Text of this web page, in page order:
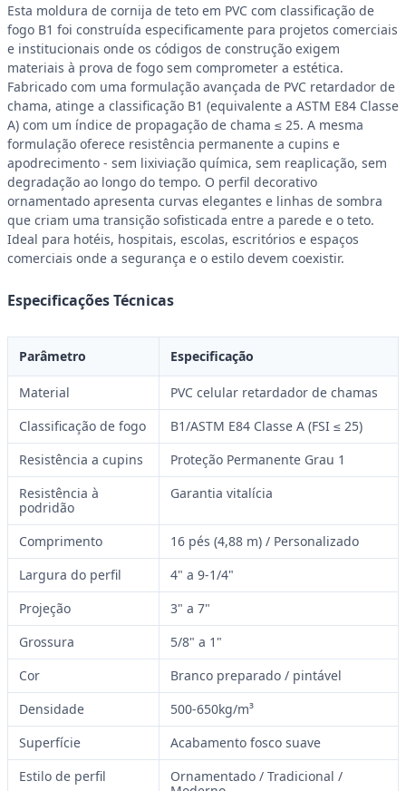
Esta moldura de cornija de teto em PVC com classificação de
fogo B1 foi construída especificamente para projetos comerciais
e institucionais onde os códigos de construção exigem
materiais à prova de fogo sem comprometer a estética.
Fabricado com uma formulação avançada de PVC retardador de
chama, atinge a classificação B1 (equivalente a ASTM E84 Classe
A) com um índice de propagação de chama ≤ 25. A mesma
formulação oferece resistência permanente a cupins e
apodrecimento - sem lixiviação química, sem reaplicação, sem
degradação ao longo do tempo. O perfil decorativo
ornamentado apresenta curvas elegantes e linhas de sombra
que criam uma transição sofisticada entre a parede e o teto.
Ideal para hotéis, hospitais, escolas, escritórios e espaços
comerciais onde a segurança e o estilo devem coexistir.
Especificações Técnicas
Parâmetro Especificação
Material
PVC celular retardador de chamas
Classificação de fogo
B1/ASTM E84 Classe A (FSI ≤ 25)
Resistência a cupins
Proteção Permanente Grau 1
Resistência à
podridão
Garantia vitalícia
Comprimento
16 pés (4,88 m) / Personalizado
Largura do perfil
4" a 9-1/4"
Projeção
3" a 7"
Grossura
5/8" a 1"
Cor
Branco preparado / pintável
Densidade
500-650kg/m³
Superfície
Acabamento fosco suave
Estilo de perfil
Ornamentado / Tradicional /